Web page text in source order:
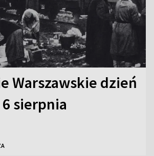
Warszawskie dzień
sierpnia